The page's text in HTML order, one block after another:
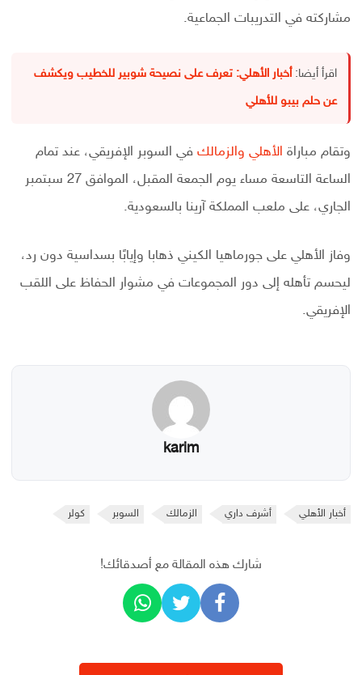
مشاركته في التدريبات الجماعية.
اقرأ أيضا: أخبار الأهلي: تعرف على نصيحة شوبير للخطيب ويكشف
عن حلم بيبو للأهلي
وتقام مباراة الأهلي والزمالك في السوبر الإفريقي، عند تمام
الساعة التاسعة مساء يوم الجمعة المقبل، الموافق 27 سبتمبر
الجاري، على ملعب المملكة آرينا بالسعودية.
وفاز الأهلي على جورماهيا الكيني ذهابا وإيابًا بسداسية دون رد،
ليحسم تأهله إلى دور المجموعات في مشوار الحفاظ على اللقب
الإفريقي.
karim
أخبار الأهلي أشرف داري الزمالك السوبر كولر
شارك هذه المقالة مع أصدقائك!